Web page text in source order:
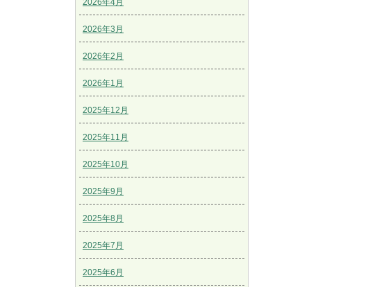
2026年3月
2026年2月
2026年1月
2025年12月
2025年11月
2025年10月
2025年9月
2025年8月
2025年7月
2025年6月